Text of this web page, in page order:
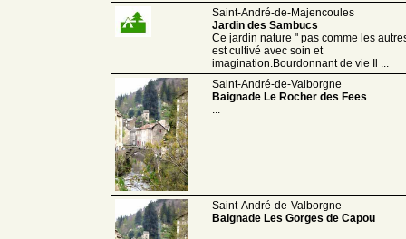
Saint-André-de-Majencoules
Jardin des Sambucs
Ce jardin nature " pas comme les
est cultivé avec soin et
imagination.Bourdonnant de vie Il ...
Saint-André-de-Valborgne
Baignade Le Rocher des Fees
...
Saint-André-de-Valborgne
Baignade Les Gorges de Capou
...